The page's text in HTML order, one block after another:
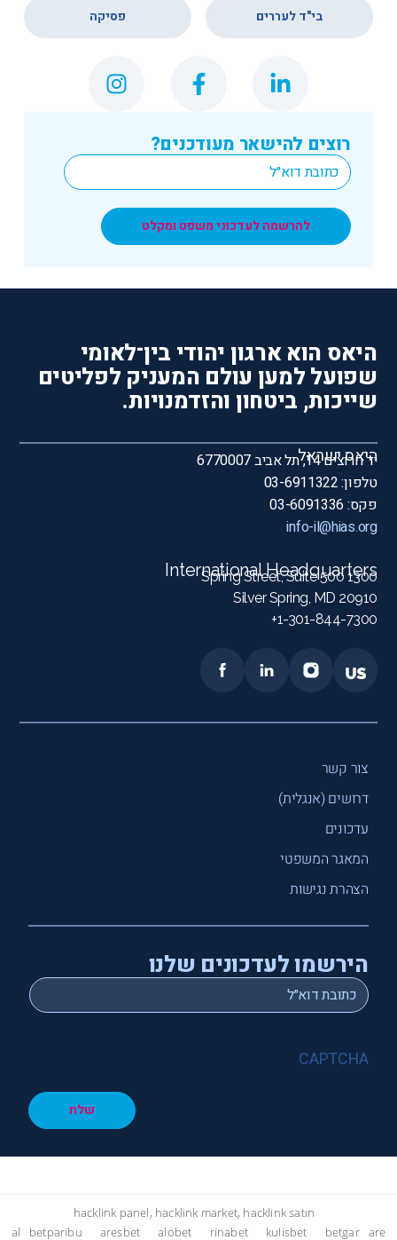
רוצים להישאר מעודכנים?
Email
*
להרשמה לעדכוני משפט ומקלט
בי"ד לעררים פסיקה
היאס הוא ארגון יהודי בין־לאומי
שפועל למען עולם המעניק לפליטים
שייכות, ביטחון והזדמנויות.
היאס ישראל
יד חרוצים 14, תל אביב 6770007
טלפון: 03-6911322
פקס: 03-6091336
info-il@hias.org
International Headquarters
1300 Spring Street, Suite 500
Silver Spring, MD 20910
1-301-844-7300+
צור קשר
דרושים (אנגלית)
עדכונים
המאגר המשפטי
הצהרת נגישות
הירשמו לעדכונים שלנו
Email
*
CAPTCHA
שלח
hacklink panel, hacklink market, hacklink satın
al
betparibu aresbet alobet rinabet kulisbet betgar are